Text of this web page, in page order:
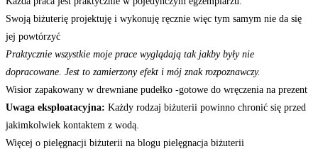
Swoją biżuterię projektuję i wykonuję ręcznie więc tym samym nie da się
jej powtórzyć
Praktycznie wszystkie moje prace wyglądają tak jakby były nie
dopracowane. Jest to zamierzony efekt i mój znak rozpoznawczy.
Wisior zapakowany w drewniane pudełko -gotowe do wręczenia na prezent
Uwaga eksploatacyjna: Każdy rodzaj biżuterii powinno chronić się przed
jakimkolwiek kontaktem z wodą.
Więcej o pielęgnacji biżuterii na blogu pielęgnacja biżuterii